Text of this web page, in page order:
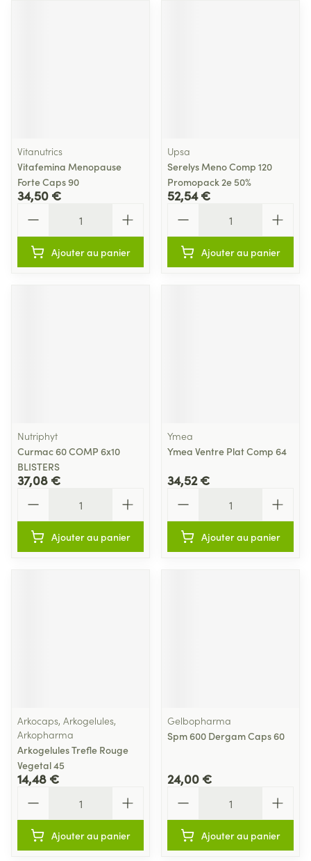
Vitanutrics
Vitafemina Menopause
Forte Caps 90
34,50 €
Ajouter au panier
Upsa
Serelys Meno Comp 120
Promopack 2e 50%
52,54 €
Ajouter au panier
Nutriphyt
Curmac 60 COMP 6x10
BLISTERS
37,08 €
Ajouter au panier
Ymea
Ymea Ventre Plat Comp 64
34,52 €
Ajouter au panier
Arkocaps, Arkogelules,
Arkopharma
Arkogelules Trefle Rouge
Vegetal 45
14,48 €
Ajouter au panier
Gelbopharma
Spm 600 Dergam Caps 60
24,00 €
Ajouter au panier